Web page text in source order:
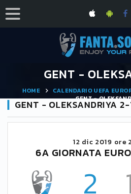
GENT -
HOME
CALENDARIO UEFA
GENT -
GENT - OLEKSANDRIYA 2-
12 dic 2019 ore
6A GIORNATA
2